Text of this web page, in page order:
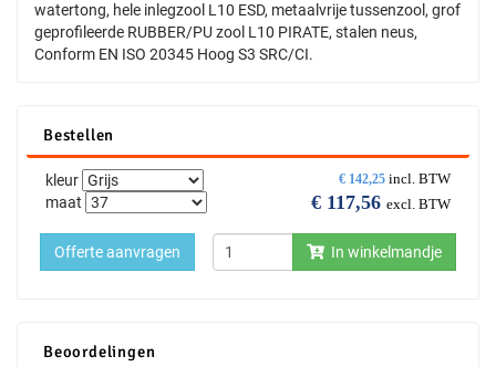
watertong, hele inlegzool L10 ESD, metaalvrije tussenzool, grof
geprofileerde RUBBER/PU zool L10 PIRATE, stalen neus,
Conform EN ISO 20345 Hoog S3 SRC/CI.
Bestellen
€ 142,25 incl. BTW
€ 117,56 excl. BTW
kleur
maat
In winkelmandje
Offerte aanvragen
Beoordelingen